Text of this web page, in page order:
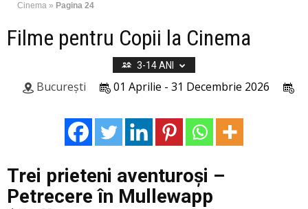
Cinema » Pagina 24
Filme pentru Copii la Cinema
3-14 ANI
01 Aprilie - 31 Decembrie 2026
București
Trei prieteni aventuroşi –
Petrecere în Mullewapp